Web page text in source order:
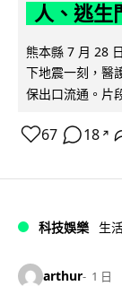
人、逃生
熊本縣 7 月 28
下地震一刻，醫
保出口流通。片
67 18 ↗
科技娛樂 生
arthur 1 日